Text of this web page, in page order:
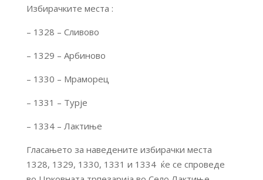
Избирачките места :
– 1328 – Сливово
– 1329 – Арбиново
– 1330 – Мраморец
– 1331 – Турје
– 1334 – Лактиње
Гласањето за наведените избирачки места
1328, 1329, 1330, 1331 и 1334 ќе се спроведе